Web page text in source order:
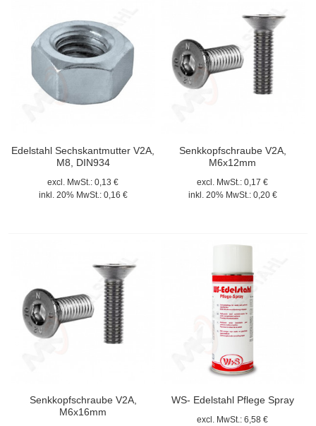
Edelstahl Sechskantmutter V2A,
M8, DIN934
excl. MwSt.: 0,13 €
inkl. 20% MwSt.: 0,16 €
Senkkopfschraube V2A,
M6x12mm
excl. MwSt.: 0,17 €
inkl. 20% MwSt.: 0,20 €
Senkkopfschraube V2A,
M6x16mm
WS- Edelstahl Pflege Spray
excl. MwSt.: 6,58 €